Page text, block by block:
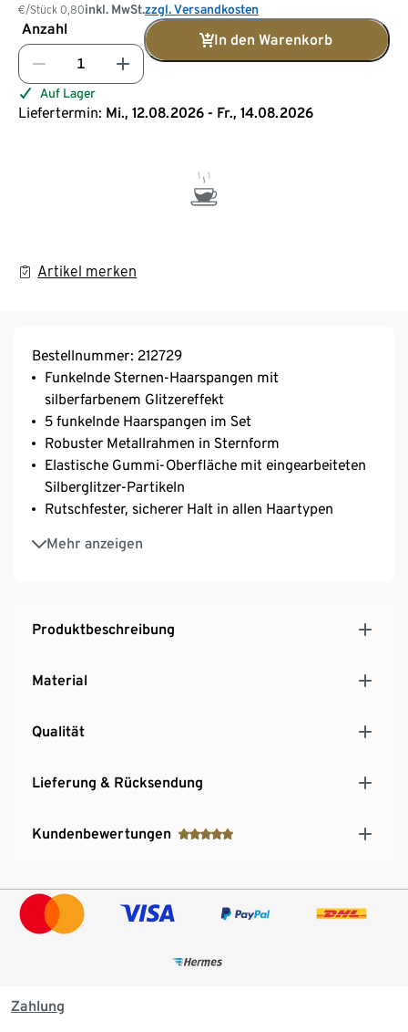
€/Stück 0,80inkl. MwSt.zzgl. Versandkosten
Anzahl
In den Warenkorb
Auf Lager
Liefertermin: Mi., 12.08.2026 - Fr., 14.08.2026
Artikel merken
Bestellnummer: 212729
Funkelnde Sternen-Haarspangen mit
silberfarbenem Glitzereffekt
5 funkelnde Haarspangen im Set
Robuster Metallrahmen in Sternform
Elastische Gummi-Oberfläche mit eingearbeiteten
Silberglitzer-Partikeln
Rutschfester, sicherer Halt in allen Haartypen
Mehr anzeigen
Ideal für Alltag, Feste und besondere Anlässe
Produktbeschreibung
Material
Qualität
Lieferung & Rücksendung
Kundenbewertungen
Zahlung